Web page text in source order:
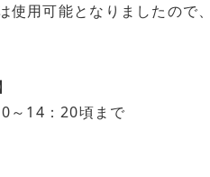
使用可能となりましたので
14：20頃まで